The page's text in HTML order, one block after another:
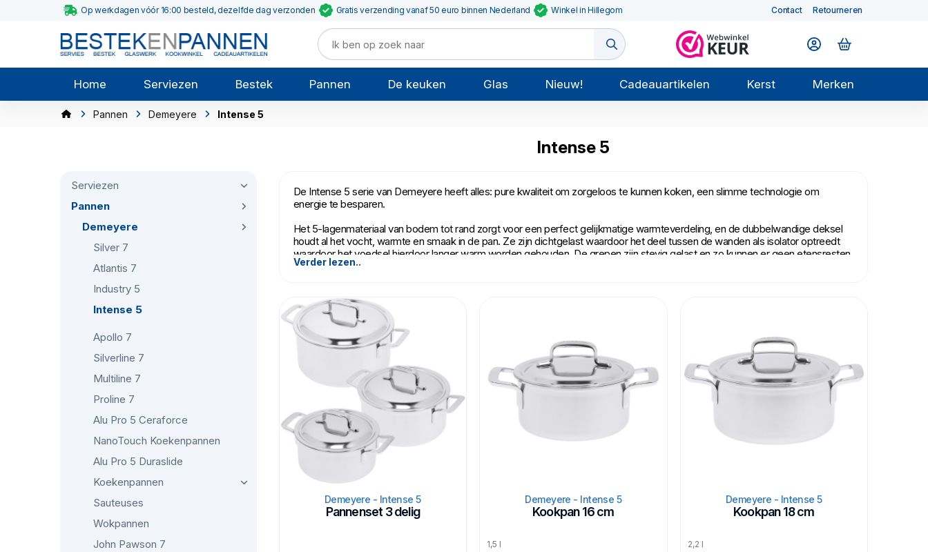
Op werkdagen vóór 16:00 besteld, dezelfde dag verzonden Gratis verzending vanaf 50 euro binnen Nederland Winkel in Hillegom Contact Retourneren
Home Serviezen Bestek Pannen De keuken Glas Nieuw! Cadeauartikelen Kerst Merken
Pannen Demeyere Intense 5
Serviezen
Pannen
Demeyere
Silver 7
Atlantis 7
Industry 5
Intense 5
Apollo 7
Silverline 7
Multiline 7
Proline 7
Alu Pro 5 Ceraforce
NanoTouch Koekenpannen
Alu Pro 5 Duraslide
Koekenpannen
Sauteuses
Wokpannen
John Pawson 7
Intense 5
De Intense 5 serie van Demeyere heeft alles: pure kwaliteit om zorgeloos te kunnen koken, een slimme technologie om
energie te besparen.
Het 5-lagenmateriaal van bodem tot rand zorgt voor een perfect gelijkmatige warmteverdeling, en de dubbelwandige deksel
houdt al het vocht, warmte en smaak in de pan. Ze zijn dichtgelast waardoor het deel tussen de wanden als isolator optreedt
waardoor het voedsel hierdoor langer warm worden gehouden. De grepen zijn stevig gelast en zo kunnen er geen etensresten
tussen de pan en greep komen te zitten.
het gas of je inductieplaat veel minder hoog hoeft te zetten. De Silvinox® afwerking houdt de pan blijvend zilverwit, en
makkelijk schoon te maken.
Demeyere maakt de Intense 5 serie in België, en geeft 30 jaar garantie.
Verder lezen..
Demeyere - Intense 5
Pannenset 3 delig
Demeyere - Intense 5
Kookpan 16 cm
1,5 l
Demeyere - Intense 5
Kookpan 18 cm
2,2 l